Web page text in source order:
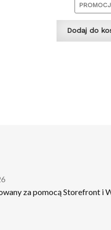
Dodaj do
za pomocą Storefront i